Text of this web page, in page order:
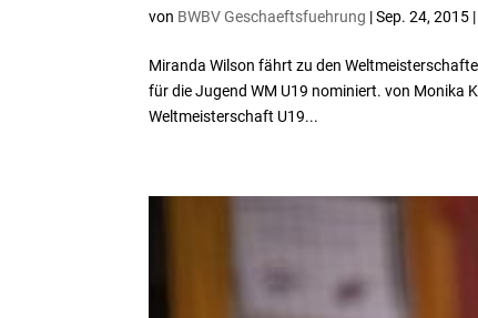
von BWBV Geschaeftsfuehrung |Sep. 24, 2015 |
Miranda Wilson fährt zu den
für die Jugend WM U19 nominiert. von Monika
Weltmeisterschaft U19...